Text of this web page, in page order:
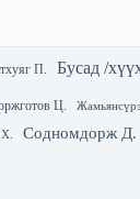
П. Бусад /
Ц.
Содномдорж Д.